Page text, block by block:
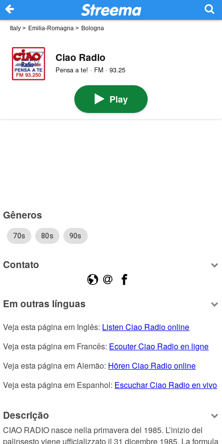
Italy > Emilia-Romagna > Bologna
Ciao Radio
Pensa a te! · FM · 93.25
Play
Gêneros
70s 80s 90s
Contato
Em outras línguas
Veja esta página em Inglês: Listen Ciao Radio online
Veja esta página em Francês: Ecouter Ciao Radio en ligne
Veja esta página em Alemão: Hören Ciao Radio online
Veja esta página em Espanhol: Escuchar Ciao Radio en vivo
Descrição
CIAO RADIO nasce nella primavera del 1985. L’inizio del
palinsesto viene ufficializzato il 31 dicembre 1985. La formula